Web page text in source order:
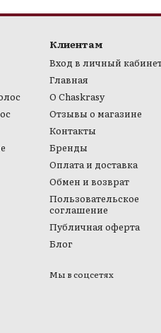
Клиентам
Вход в личный
Главная
О Chaskrasy
Отзывы о магазине
Контакты
Бренды
Оплата и доставка
Обмен и возврат
Пользовательское
соглашение
Публичная оферта
Блог
Мы в соцсетях